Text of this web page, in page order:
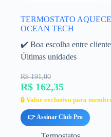
TERMOSTATO
OCEAN TECH
✔️ Boa escolha entre
Últimas unidades
R$ 191,00
R$ 162,35
🔒 Valor exclusivo para
👉 Assinar Club Pro